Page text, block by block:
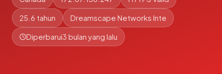
25.6 tahun Dreamscape Networks Inte
Diperbarui3 bulan yang lalu